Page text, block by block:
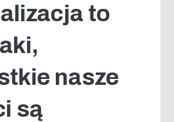
to
nasze
są